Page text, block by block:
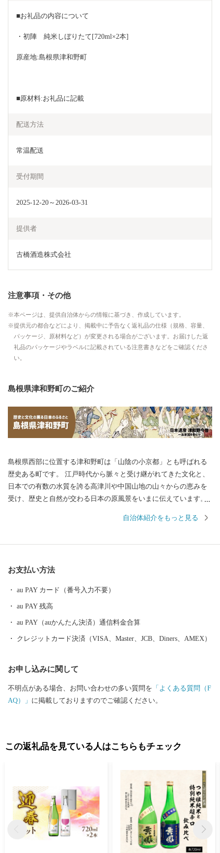
■お礼品の内容について
・初陣　純米しぼりたて[720ml×2本]
原産地:島根県津和野町
■原材料:お礼品に記載
配送方法
常温配送
受付期間
2025-12-20～2026-03-31
提供者
古橋酒造株式会社
注意事項・その他
本ページは、提供自治体からの情報に基づき、作成しています。
提供元の都合などにより、掲載中に予告なく返礼品の仕様（規格、容量、
パッケージ、原材料など）が変更される場合がございます。お届けした返
礼品のパッケージやラベルに記載されている注意書きなどをご確認くださ
い。
島根県津和野町のご紹介
島根県西部に位置する津和野町は「山陰の小京都」とも呼ばれる
歴史ある町です。 江戸時代から脈々と受け継がれてきた文化と、
日本での有数の水質を誇る高津川や中国山地の山々からの恵みを
受け、歴史と自然が交わる日本の原風景をいまに伝えています。
比することが可能となっています。 この町に残る伝統や物語が一
口駅を出発駅として、JR津和野駅まで運行するSLやまぐち号。 全
長約95kmにわたる鉄道路線を古めかしい蒸気機関車が運行してい
ます。 市街地を抜け山間部に入ると、どこか懐かしい田園風景の
路線を走る車両は、その優雅なたたずまいから「貴婦人」の愛称
自治体紹介をもっと見る
お支払い方法
au PAY カード（番号入力不要）
au PAY 残高
au PAY（auかんたん決済）通信料金合算
クレジットカード決済（VISA、Master、JCB、Diners、AMEX）
お申し込みに関して
不明点がある場合、お問い合わせの多い質問を 「よくある質問（F
AQ）」 に掲載しておりますのでご確認ください。
この返礼品を見ている人はこちらもチェック